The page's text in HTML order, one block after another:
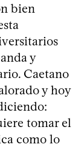
bien
y
Caetano
y hoy
tomar el
como lo